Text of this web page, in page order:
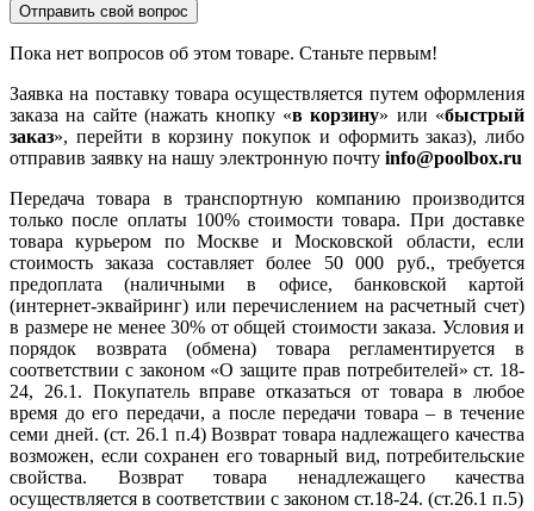
Отправить свой вопрос
Пока нет вопросов об этом товаре. Станьте первым!
Заявка на поставку товара осуществляется путем оформления
заказа на сайте (нажать кнопку «в корзину» или «быстрый
заказ», перейти в корзину покупок и оформить заказ), либо
отправив заявку на нашу электронную почту info@poolbox.ru
Передача товара в транспортную компанию производится
только после оплаты 100% стоимости товара. При доставке
товара курьером по Москве и Московской области, если
стоимость заказа составляет более 50 000 руб., требуется
предоплата (наличными в офисе, банковской картой
(интернет-эквайринг) или перечислением на расчетный счет)
в размере не менее 30% от общей стоимости заказа. Условия и
порядок возврата (обмена) товара регламентируется в
соответствии с законом «О защите прав потребителей» ст. 18-
24, 26.1. Покупатель вправе отказаться от товара в любое
время до его передачи, а после передачи товара – в течение
семи дней. (ст. 26.1 п.4) Возврат товара надлежащего качества
возможен, если сохранен его товарный вид, потребительские
свойства. Возврат товара ненадлежащего качества
осуществляется в соответствии с законом ст.18-24. (ст.26.1 п.5)